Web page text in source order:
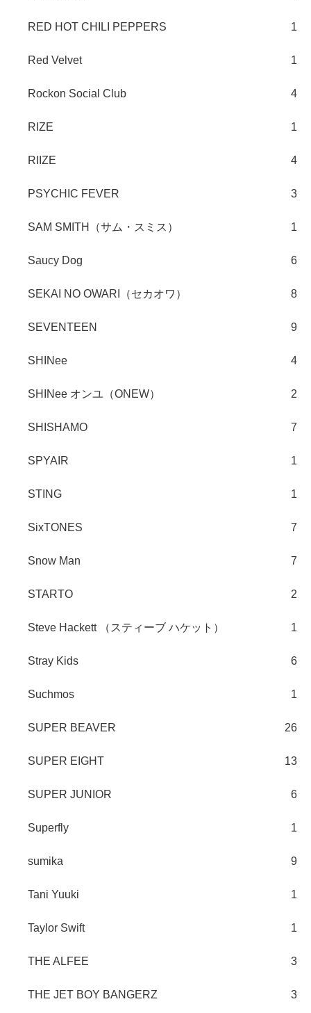
RED HOT CHILI PEPPERS 1
Red Velvet 1
Rockon Social Club 4
RIZE 1
RIIZE 4
PSYCHIC FEVER 3
SAM SMITH（サム・スミス） 1
Saucy Dog 6
SEKAI NO OWARI（セカオワ） 8
SEVENTEEN 9
SHINee 4
SHINee オンユ（ONEW） 2
SHISHAMO 7
SPYAIR 1
STING 1
SixTONES 7
Snow Man 7
STARTO 2
Steve Hackett （スティーブ ハケット） 1
Stray Kids 6
Suchmos 1
SUPER BEAVER 26
SUPER EIGHT 13
SUPER JUNIOR 6
Superfly 1
sumika 9
Tani Yuuki 1
Taylor Swift 1
THE ALFEE 3
THE JET BOY BANGERZ 3